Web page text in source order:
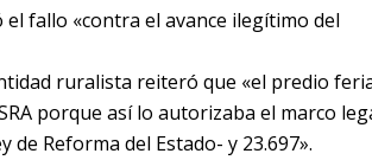
fallo «contra el avance ilegítimo del
ruralista reiteró que «el predio
porque así lo autorizaba el marco
de Reforma del Estado- y 23.697».